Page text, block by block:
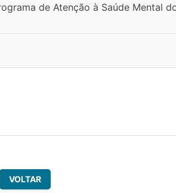
de Atenção à Saúde Mental
VOLTAR